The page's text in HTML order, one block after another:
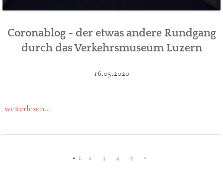
Coronablog - der etwas andere Rundgang
durch das Verkehrsmuseum Luzern
16.05.2020
weiterlesen...
« 1 2 3 4 5 »